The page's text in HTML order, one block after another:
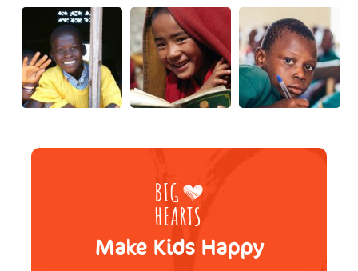
Make Kids Happy